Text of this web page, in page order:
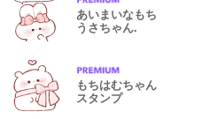
あいまいなもち
うさちゃん.
もちはむちゃん
スタンプ